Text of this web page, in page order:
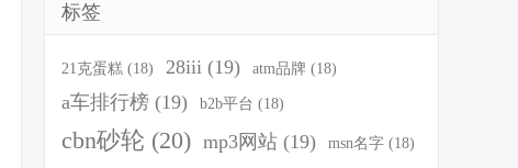
标签
21克蛋糕 (18) 28iii (19) atm品牌 (18)
a车排行榜 (19) b2b平台 (18)
cbn砂轮 (20) mp3网站 (19) msn名字 (18)